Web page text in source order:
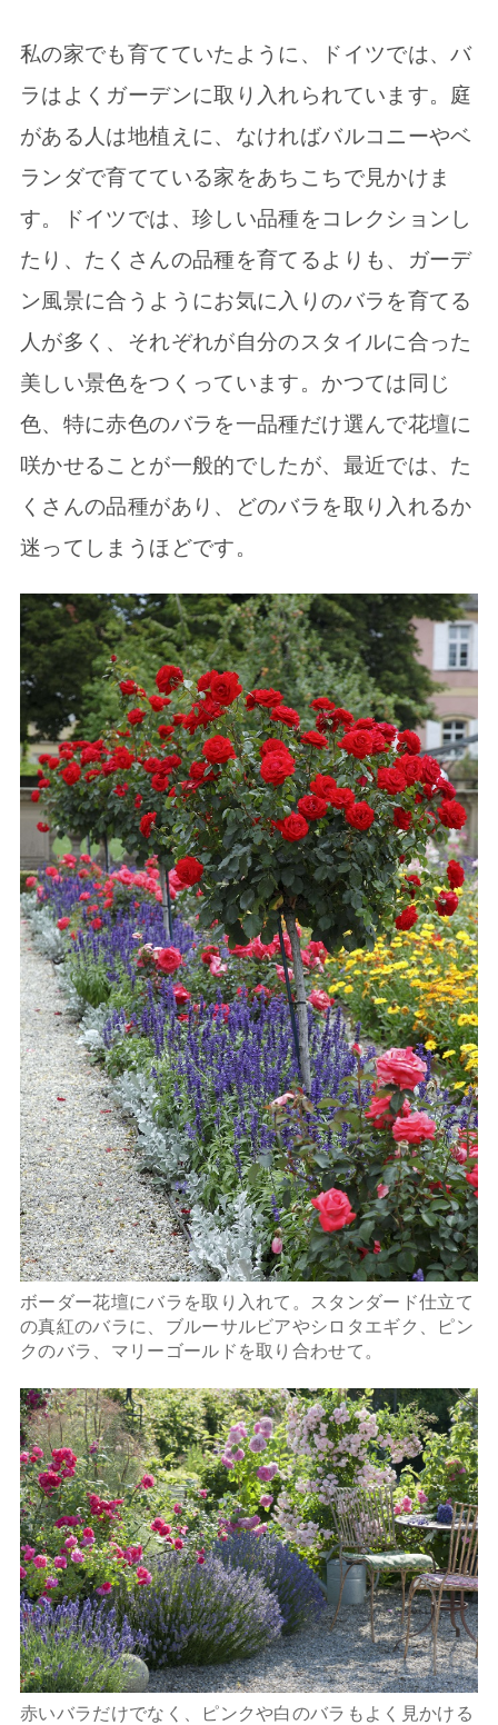
私の家でも育てていたように、ドイツでは、バ
ラはよくガーデンに取り入れられています。庭
がある人は地植えに、なければバルコニーやベ
ランダで育てている家をあちこちで見かけま
す。ドイツでは、珍しい品種をコレクションし
たり、たくさんの品種を育てるよりも、ガーデ
ン風景に合うようにお気に入りのバラを育てる
人が多く、それぞれが自分のスタイルに合った
美しい景色をつくっています。かつては同じ
色、特に赤色のバラを一品種だけ選んで花壇に
咲かせることが一般的でしたが、最近では、た
くさんの品種があり、どのバラを取り入れるか
迷ってしまうほどです。
ボーダー花壇にバラを取り入れて。スタンダード仕立て
の真紅のバラに、ブルーサルビアやシロタエギク、ピン
クのバラ、マリーゴールドを取り合わせて。
赤いバラだけでなく、ピンクや白のバラもよく見かける